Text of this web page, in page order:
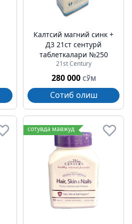
Калтсий магний синк +
Д3 21ст cентурй
таблеткалари №250
21st Century
280 000 СЎМ
Сотиб олиш
сотувда мавжуд